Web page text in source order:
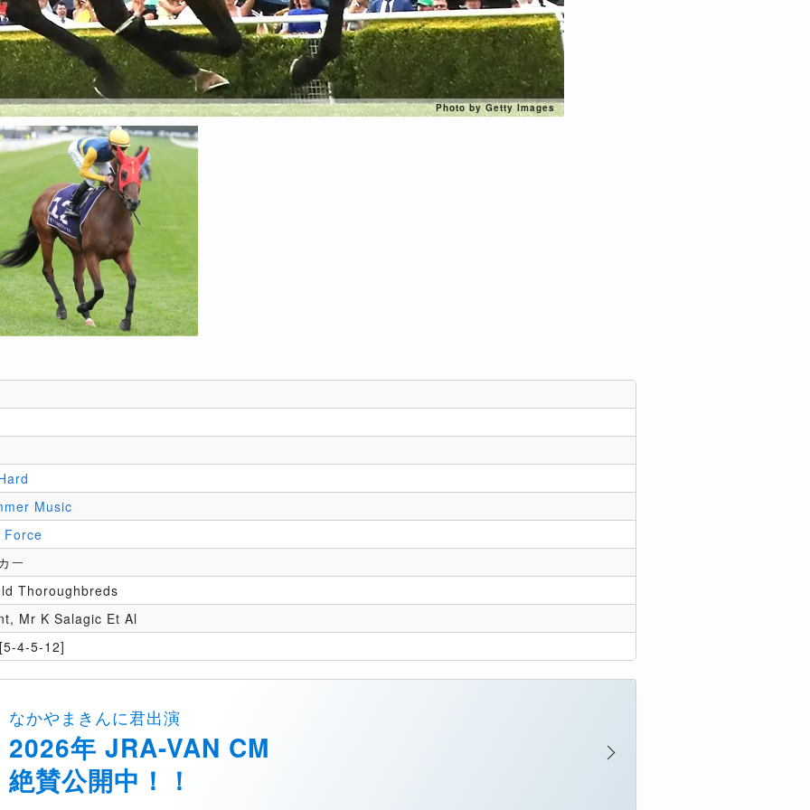
Photo by Getty Images
Music
Force
ー
Thoroughbreds
Mr K Salagic Et Al
4-5-12]
なかやまきんに君出演
2026年 JRA-VAN CM
絶賛公開中！！